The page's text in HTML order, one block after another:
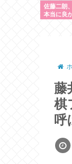
佐藤二朗
本当に良
藤
棋
呼